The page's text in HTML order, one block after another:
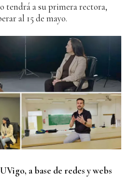
tendrá a su primera rectora,
al 15 de mayo.
a base de redes y webs